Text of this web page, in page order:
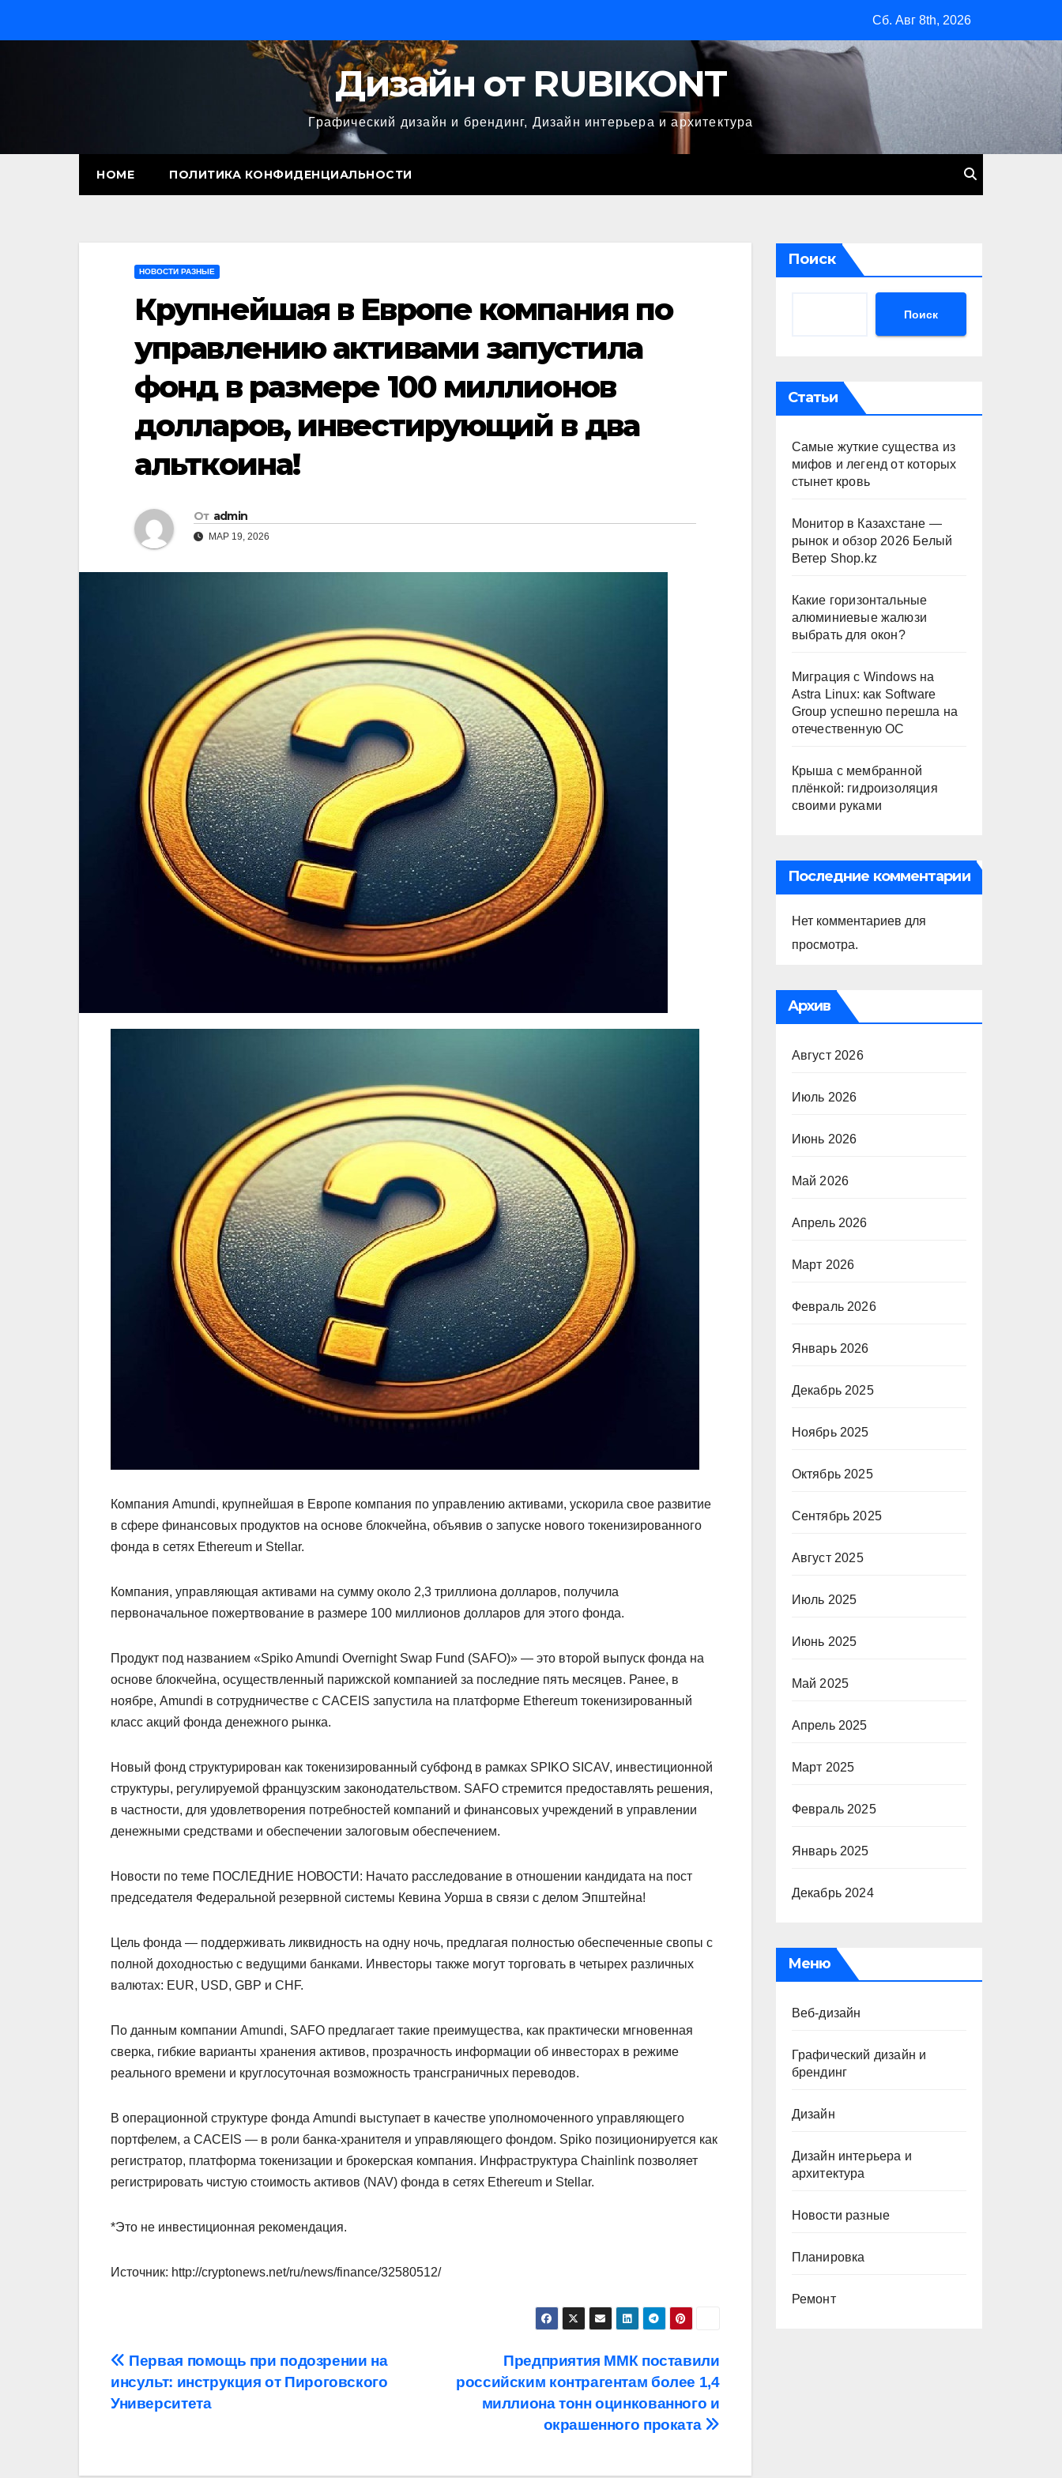
Сб. Авг 8th, 2026
Дизайн от RUBIKONT
Графический дизайн и брендинг, Дизайн интерьера и архитектура
HOME ПОЛИТИКА КОНФИДЕНЦИАЛЬНОСТИ
НОВОСТИ РАЗНЫЕ
Крупнейшая в Европе компания по
управлению активами запустила
фонд в размере 100 миллионов
долларов, инвестирующий в два
альткоина!
От admin
МАР 19, 2026
Компания Amundi, крупнейшая в Европе компания по управлению активами, ускорила свое развитие
в сфере финансовых продуктов на основе блокчейна, объявив о запуске нового токенизированного
фонда в сетях Ethereum и Stellar.
Компания, управляющая активами на сумму около 2,3 триллиона долларов, получила
первоначальное пожертвование в размере 100 миллионов долларов для этого фонда.
Продукт под названием «Spiko Amundi Overnight Swap Fund (SAFO)» — это второй выпуск фонда на
основе блокчейна, осуществленный парижской компанией за последние пять месяцев. Ранее, в
ноябре, Amundi в сотрудничестве с CACEIS запустила на платформе Ethereum токенизированный
класс акций фонда денежного рынка.
Новый фонд структурирован как токенизированный субфонд в рамках SPIKO SICAV, инвестиционной
структуры, регулируемой французским законодательством. SAFO стремится предоставлять решения,
в частности, для удовлетворения потребностей компаний и финансовых учреждений в управлении
денежными средствами и обеспечении залоговым обеспечением.
Новости по теме ПОСЛЕДНИЕ НОВОСТИ: Начато расследование в отношении кандидата на пост
председателя Федеральной резервной системы Кевина Уорша в связи с делом Эпштейна!
Цель фонда — поддерживать ликвидность на одну ночь, предлагая полностью обеспеченные свопы с
полной доходностью с ведущими банками. Инвесторы также могут торговать в четырех различных
валютах: EUR, USD, GBP и CHF.
По данным компании Amundi, SAFO предлагает такие преимущества, как практически мгновенная
сверка, гибкие варианты хранения активов, прозрачность информации об инвесторах в режиме
реального времени и круглосуточная возможность трансграничных переводов.
В операционной структуре фонда Amundi выступает в качестве уполномоченного управляющего
портфелем, а CACEIS — в роли банка-хранителя и управляющего фондом. Spiko позиционируется как
регистратор, платформа токенизации и брокерская компания. Инфраструктура Chainlink позволяет
регистрировать чистую стоимость активов (NAV) фонда в сетях Ethereum и Stellar.
*Это не инвестиционная рекомендация.
Источник: http://cryptonews.net/ru/news/finance/32580512/
Навигация
по
Предприятия ММК поставили
российским контрагентам более 1,4
миллиона тонн оцинкованного и
окрашенного проката
Первая помощь при подозрении на
инсульт: инструкция от Пироговского
Университета
Поиск
Поиск
Статьи
Самые жуткие существа из
мифов и легенд от которых
стынет кровь
Монитор в Казахстане —
рынок и обзор 2026 Белый
Ветер Shop.kz
Какие горизонтальные
алюминиевые жалюзи
выбрать для окон?
Миграция с Windows на
Astra Linux: как Software
Group успешно перешла на
отечественную ОС
Крыша с мембранной
плёнкой: гидроизоляция
своими руками
Последние комментарии
Нет комментариев для
просмотра.
Архив
Август 2026
Июль 2026
Июнь 2026
Май 2026
Апрель 2026
Март 2026
Февраль 2026
Январь 2026
Декабрь 2025
Ноябрь 2025
Октябрь 2025
Сентябрь 2025
Август 2025
Июль 2025
Июнь 2025
Май 2025
Апрель 2025
Март 2025
Февраль 2025
Январь 2025
Декабрь 2024
Меню
Веб-дизайн
Графический дизайн и
брендинг
Дизайн
Дизайн интерьера и
архитектура
Новости разные
Планировка
Ремонт